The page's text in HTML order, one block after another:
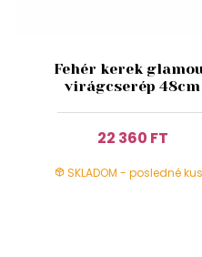
Fehér kerek
virágcserép 48cm
22 360 FT
SKLADOM - posledné